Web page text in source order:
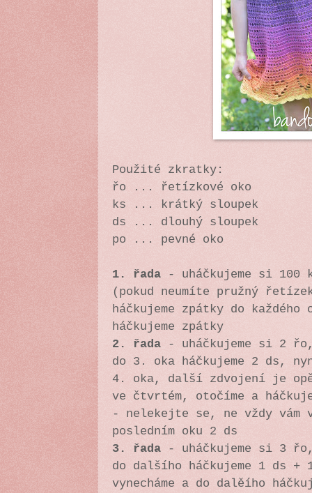
Použité zkratky:
řo ... řetízkové oko
ks ... krátký sloupek
ds ... dlouhý sloupek
po ... pevné oko
1. řada - uháčkujeme si 100
(pokud neumíte pružný
háčkujeme zpátky do
háčkujeme zpátky
2. řada - uháčkujeme si 2
do 3. oka háčkujeme 2 ds,
4. oka, další zdvojení je
ve čtvrtém, otočíme a
- nelekejte se, ne vždy vám
posledním oku 2 ds
3. řada - uháčkujeme si 3
do dalšího háčkujeme 1 ds
vynecháme a do dalěího